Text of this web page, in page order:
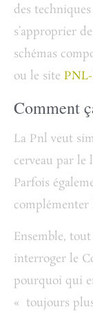
des
s’approprier
schémas
ou le site
Comment
La Pnl veut
cerveau par le
Parfois
complémenter
Ensemble,
interroger le
pourquoi qui
« toujours